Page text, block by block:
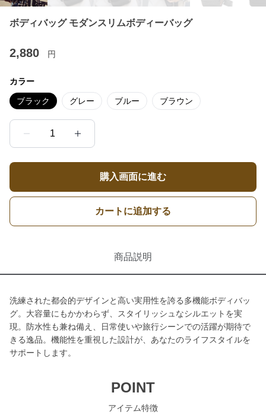
ボディバッグ モダンスリムボディーバッグ
2,880 円
カラー
ブラック グレー ブルー ブラウン
1
購入画面に進む
カートに追加する
商品説明
洗練された都会的デザインと高い実用性を誇る多機能ボディバッ
グ。大容量にもかかわらず、スタイリッシュなシルエットを実
現。防水性も兼ね備え、日常使いや旅行シーンでの活躍が期待で
きる逸品。機能性を重視した設計が、あなたのライフスタイルを
サポートします。
POINT
アイテム特徴